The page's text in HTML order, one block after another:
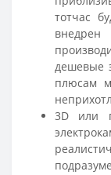
тотчас
дешевые
плюсам
3D или